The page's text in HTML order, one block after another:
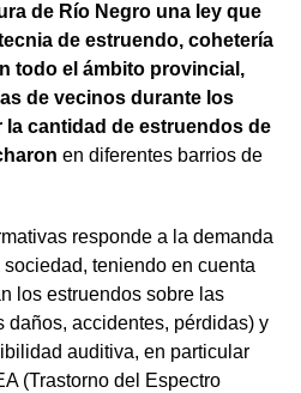
de Río Negro una ley que
de estruendo, cohetería
todo el ámbito provincial,
de vecinos durante los
cantidad de estruendos de
en diferentes barrios de
responde a la demanda
teniendo en cuenta
los estruendos sobre las
daños, accidentes, pérdidas) y
auditiva, en particular
(Trastorno del Espectro